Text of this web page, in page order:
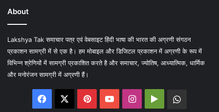
About
Lakshya Tak समाचार पत्र एवं वेबसाइट हिंदी भाषा की भारत की अग्रणी संगठन
प्रकाशन सामग्री में से एक है। हम मोबाइल और डिजिटल प्रकाशन में अग्रणी के रूप में
विभिन्न श्रेणियों में सामग्री प्रकाशित करते है और समाचार, ज्योतिष, आध्यात्मिक, धार्मिक
और मनोरंजन सामग्री में अग्रणी हैं।
Facebook PinterestYouTubeInstagram
Google